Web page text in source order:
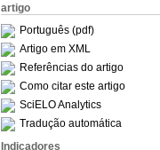
artigo
Português (pdf)
Artigo em XML
Referências do artigo
Como citar este artigo
SciELO Analytics
Tradução automática
Indicadores